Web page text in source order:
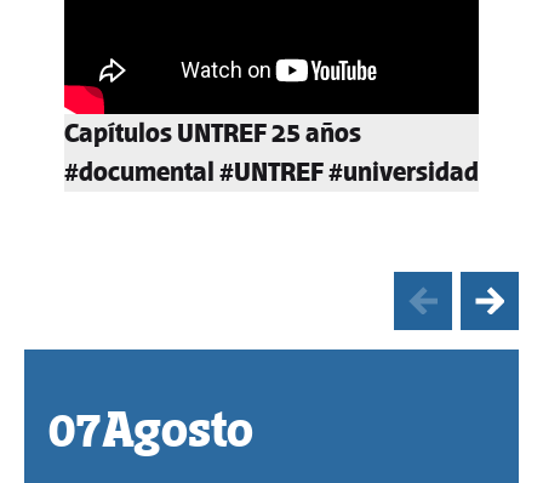
Capítulos UNTREF 25 años
#documental #UNTREF #universidad
07Agosto